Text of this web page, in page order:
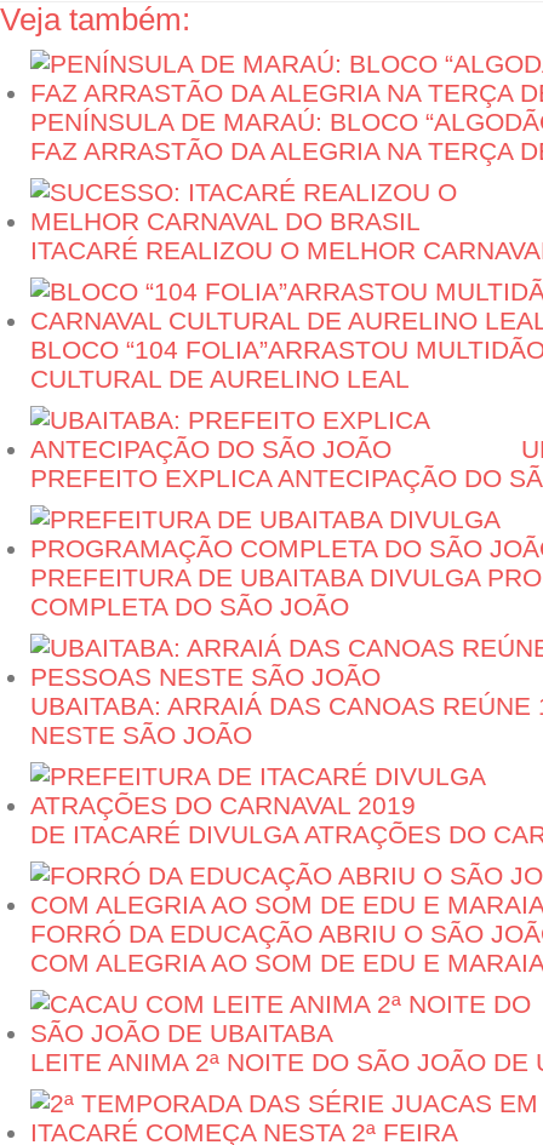
Veja também:
PENÍNSULA DE MARAÚ: BLOCO
FAZ ARRASTÃO DA ALEGRIA NA TERÇA
ITACARÉ REALIZOU O MELHOR
BLOCO “104 FOLIA”ARRASTOU
CULTURAL DE AURELINO LEAL
PREFEITO EXPLICA ANTECIPAÇÃO DO
PREFEITURA DE UBAITABA DIVULGA
COMPLETA DO SÃO JOÃO
UBAITABA: ARRAIÁ DAS CANOAS REÚNE
NESTE SÃO JOÃO
DE ITACARÉ DIVULGA ATRAÇÕES DO
FORRÓ DA EDUCAÇÃO ABRIU O SÃO
COM ALEGRIA AO SOM DE EDU E
LEITE ANIMA 2ª NOITE DO SÃO JOÃO DE